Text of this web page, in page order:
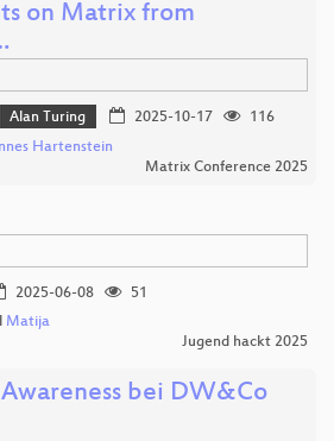
on Matrix from
Alan Turing 2025-10-17
116
Hartenstein
Matrix Conference 2025
2025-06-08
51
Matija
Jugend hackt 2025
bei DW&Co